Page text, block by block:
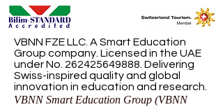
VBNN FZE LLC. A Smart Education
Group company. Licensed in the UAE
under No. 262425649888. Delivering
Swiss-inspired quality and global
innovation in education and research.
VBNN Smart Education Group (VBNN